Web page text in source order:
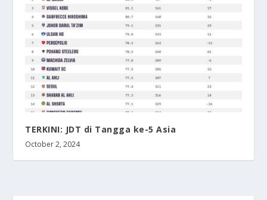
TERKINI: JDT di Tangga ke-5 Asia
October 2, 2024